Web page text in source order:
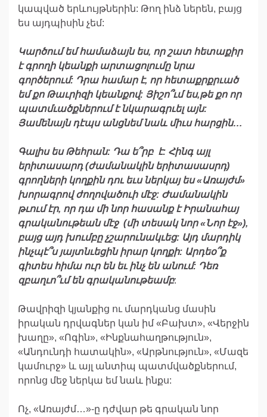
կապված երևույթներին: Թող ինձ ներեն, բայց
ես այդպիսին չեմ:
Կարծում եմ համաձայն ես, որ շատ հետաքիր
է գրողի կեանքի արտացոլումը նրա
գործերում: Դրա համար է, որ հետաքրքրւած
եմ քո Թաւրիզի կեանքով: Յիշո՞ւմ ես,թեքո որ
պատմւածքներում է նկարագրւել այն:
Յամենայն դէպս անցնեմ նաև միւս հարցին…
Գալիս ես Թեհրան: Դա ե՞րբ է: Հինգ այլ
երիտասարդ(ժամանակին երիտասասրդ)
գրողների կողքին դու եւս ներկայ ես«Առայժմ»
խորագրով ժողովածուի մէջ: Ժամանակին
թւում էր, որ դա մի նոր հասանք է Իրանահայ
գրականութեան մէջ (մի տեսակ նոր«Նոր էջ»),
բայց այդ խումբը չշարունակւեց: Այդ մարդիկ
ինչպէ՞ս յայտնւեցին իրար կողքի: Արդեօ՞ք
գիտես հիմա ուր են եւ ինչ են անում: Դեռ
զբաղւո՞ւմ են գրականութեամբ:
Թավրիզի կյանքից ու մարդկանց մասին
իրական դրվագներ կան իմ «Բախտ», «Վերջին
խաղը», «Ոգին», «Ինքնահաղթություն»,
«Անդունդի հատակին», «Արթնություն», «Մազե
կամուրջ» և այլ անտիպ պատմվածքներում,
որոնց մեջ ներկա եմ նաև ինքս:
Ոչ, «Առայժմ…»-ը դժվար թե գրական նոր